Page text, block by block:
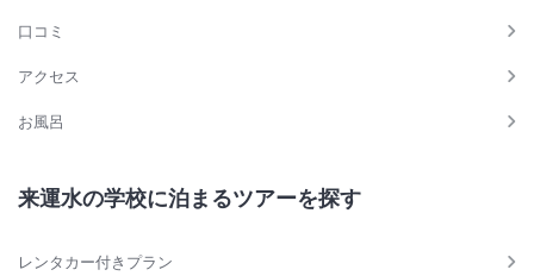
口コミ
アクセス
お風呂
来運水の学校に泊まるツアーを探す
レンタカー付きプラン